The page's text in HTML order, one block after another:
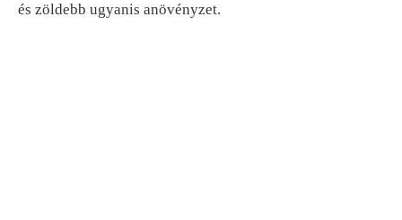
és zöldebb ugyanis anövényzet.